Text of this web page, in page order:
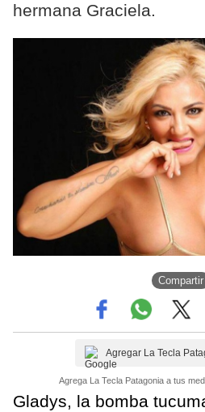
hermana Graciela.
Compartir
Agregar La Tecla
Agrega La Tecla Patagonia a tus
Gladys, la bomba